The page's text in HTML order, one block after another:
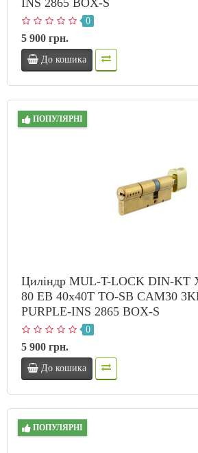
0
5 900 грн.
До кошика
ПОПУЛЯРНІ
Циліндр MUL-T-LOCK DIN-KT
80 EB 40x40T TO-SB CAM30
PURPLE-INS 2865 BOX-S
0
5 900 грн.
До кошика
ПОПУЛЯРНІ